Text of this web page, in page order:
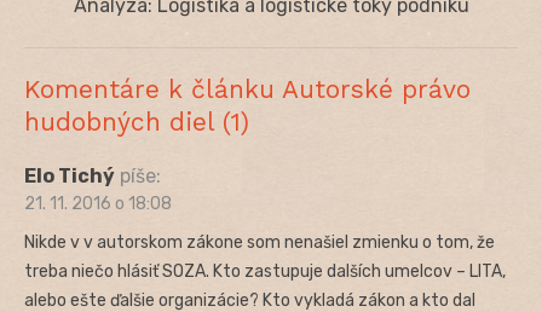
Next
Analýza: Logistika a logistické toky podniku
Komentáre k článku Autorské právo
hudobných diel (1)
Elo Tichý píše:
21. 11. 2016 o 18:08
Nikde v v autorskom zákone som nenašiel zmienku o tom, že
treba niečo hlásiť SOZA. Kto zastupuje dalších umelcov – LITA,
alebo ešte ďalšie organizácie? Kto vykladá zákon a kto dal